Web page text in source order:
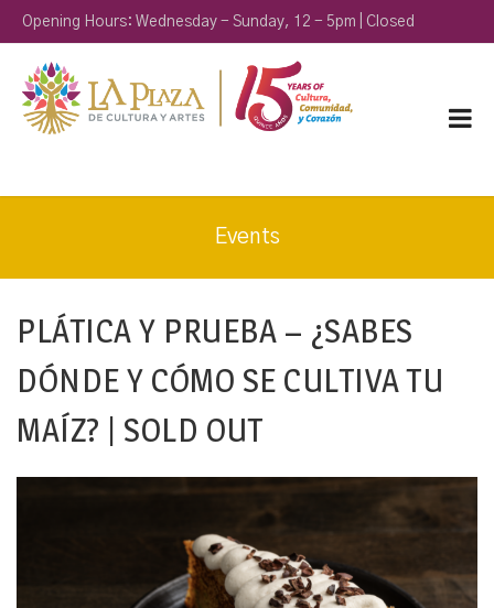
Opening Hours: Wednesday - Sunday, 12 - 5pm | Closed
Monday & Tuesday
Events
PLÁTICA Y PRUEBA – ¿SABES
DÓNDE Y CÓMO SE CULTIVA TU
MAÍZ? | SOLD OUT